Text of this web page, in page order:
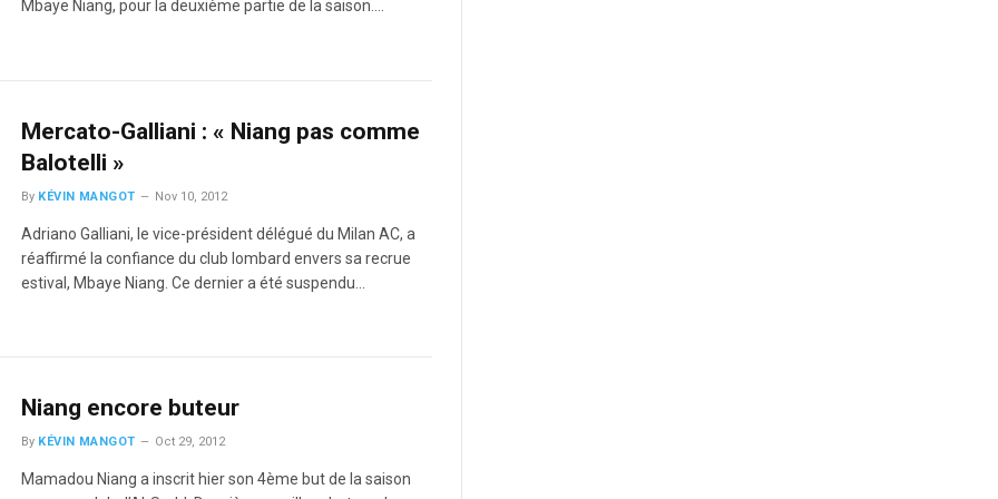
Mbaye Niang, pour la deuxième partie de la saison.…
Mercato-Galliani : « Niang pas comme
Balotelli »
By KÉVIN MANGOT Nov 10, 2012
Adriano Galliani, le vice-président délégué du Milan AC, a
réaffirmé la confiance du club lombard envers sa recrue
estival, Mbaye Niang. Ce dernier a été suspendu…
Niang encore buteur
By KÉVIN MANGOT Oct 29, 2012
Mamadou Niang a inscrit hier son 4ème but de la saison